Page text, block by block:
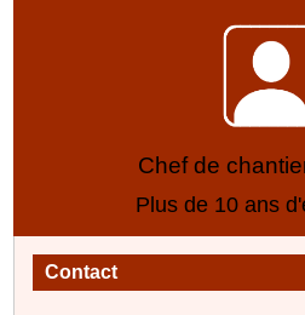
Chef de
Plus de 10 ans
Contact